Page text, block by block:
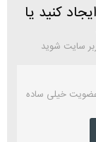
کنید یا
سایت شوید
عضویت خیلی ساده